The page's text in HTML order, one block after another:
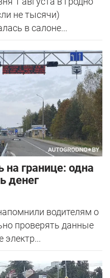
не тысячи)
в салоне...
на границе: одна
денег
водителям о
проверять данные
электр...